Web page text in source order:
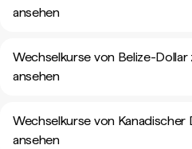
ansehen
Wechselkurse von Belize-
ansehen
Wechselkurse von Kanadischer
ansehen